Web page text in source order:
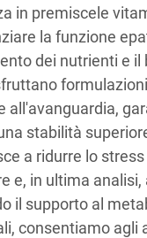
in premiscele
la funzione
dei nutrienti e
all'avanguardia,
stabilità
a ridurre lo
e, in ultima
il supporto al
consentiamo agli